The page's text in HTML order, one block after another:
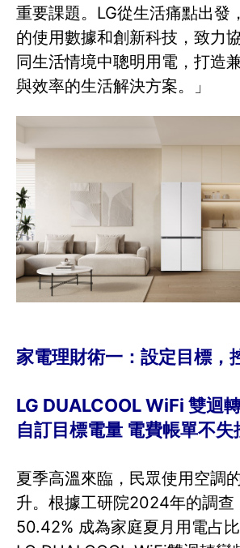
重要課題。LG從生活痛點出發
的使用數據和創新科技，致力
同生活情境中聰明用電，打造
與效率的生活解決方案。」
家電理財術一：設定目標，
LG DUALCOOL WiFi 雙迴
自訂目標電量 電費帳單不失
夏季高溫來臨，民眾使用空調
升。根據工研院2024年的調查
50.42% 成為家庭夏月用電占比